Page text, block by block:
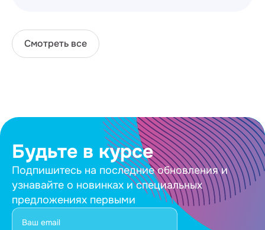
Смотреть все
Будьте в курсе
Подпишитесь на последние обновления и
узнавайте о новинках и специальных
предложениях первыми